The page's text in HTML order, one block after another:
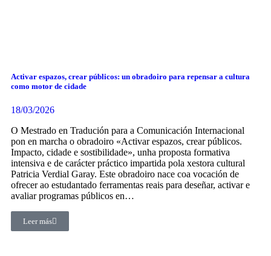
Activar espazos, crear públicos: un obradoiro para repensar a cultura
como motor de cidade
18/03/2026
O Mestrado en Tradución para a Comunicación Internacional
pon en marcha o obradoiro «Activar espazos, crear públicos.
Impacto, cidade e sostibilidade», unha proposta formativa
intensiva e de carácter práctico impartida pola xestora cultural
Patricia Verdial Garay. Este obradoiro nace coa vocación de
ofrecer ao estudantado ferramentas reais para deseñar, activar e
avaliar programas públicos en…
Leer más